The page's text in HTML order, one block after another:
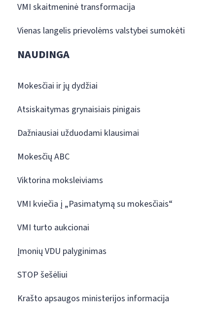
VMI skaitmeninė transformacija
Vienas langelis prievolėms valstybei sumokėti
NAUDINGA
Mokesčiai ir jų dydžiai
Atsiskaitymas grynaisiais pinigais
Dažniausiai užduodami klausimai
Mokesčių ABC
Viktorina moksleiviams
VMI kviečia į „Pasimatymą su mokesčiais“
VMI turto aukcionai
Įmonių VDU palyginimas
STOP šešėliui
Krašto apsaugos ministerijos informacija